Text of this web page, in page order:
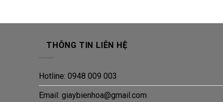
THÔNG TIN LIÊN HỆ
Hotline: 0948 009 003
Email: giaybienhoa@gmail.com